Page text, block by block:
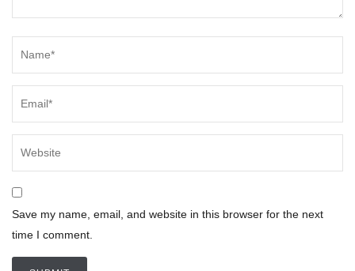
Save my name, email, and website in this browser for the next
time I comment.